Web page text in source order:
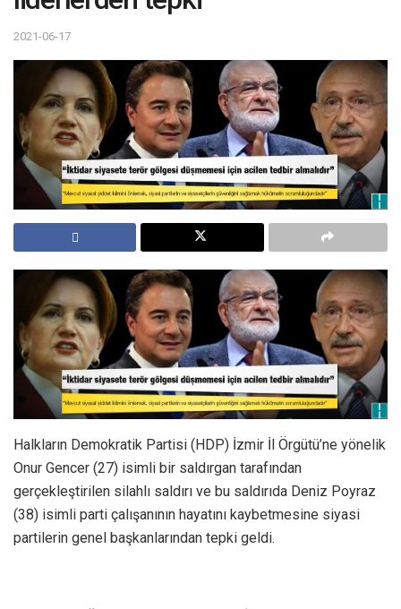
2021-06-17
Halkların Demokratik Partisi (HDP) İzmir İl Örgütü’ne yönelik
Onur Gencer (27) isimli bir saldırgan tarafından
gerçekleştirilen silahlı saldırı ve bu saldırıda Deniz Poyraz
(38) isimli parti çalışanının hayatını kaybetmesine siyasi
partilerin genel başkanlarından tepki geldi.